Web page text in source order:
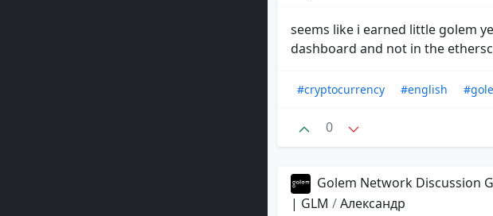
seems like i earned little golem
dashboard and not in the
#cryptocurrency #english
0
Golem Network Discussion
| GLM /Александр